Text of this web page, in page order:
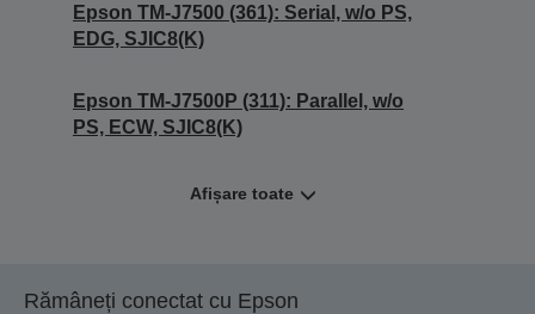
Epson TM-J7500 (361): Serial, w/o PS,
EDG, SJIC8(K)
Epson TM-J7500P (311): Parallel, w/o
PS, ECW, SJIC8(K)
Afișare toate
Rămâneți conectat cu Epson